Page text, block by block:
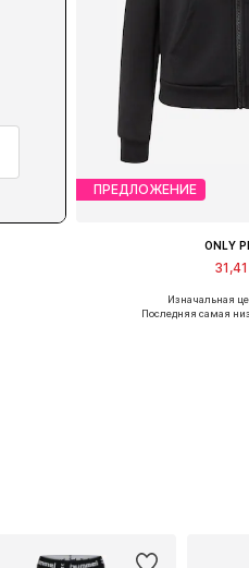
ПРЕДЛОЖЕНИЕ
ONLY
Доступные
Изначальная
Последняя самая